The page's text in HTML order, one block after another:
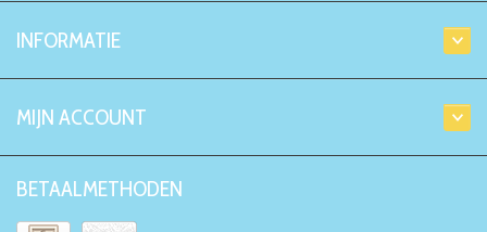
INFORMATIE
MIJN ACCOUNT
BETAALMETHODEN